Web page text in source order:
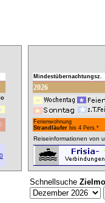
Mindestübernachtungsz.
2026
Ferienwohnung
Strandläufer bis 4 Pers.*
Reiseinformationen von
Schnellsuche